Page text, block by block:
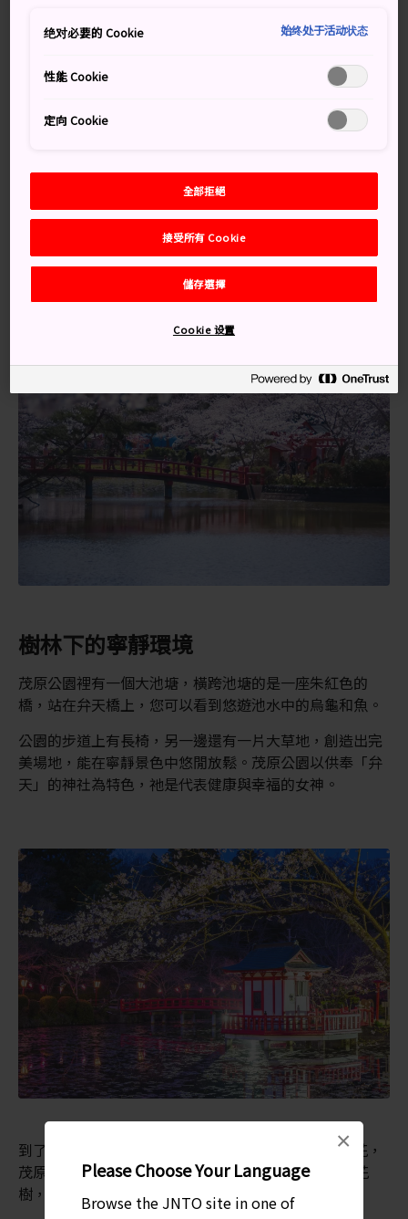
Please Choose Your Language
Browse the JNTO site in one of
×
交通方式
茂原公園位置便利，可步行前往或搭乘大眾運輸工具。
從 JR 茂原車站，步行 30 分鐘就能到達。另外，若想輕鬆
一點，也可以搭乘往長南方向的巴士，在藻原寺站下車。
知識補給站
被評為日本櫻花百選名所
公園裡種了約 2,850 棵櫻花樹，包括染井吉野櫻
樹林下的寧靜環境
茂原公園裡有一個大池塘，橫跨池塘的是一座朱紅色的
橋，站在弁天橋上，您可以看到悠遊池水中的烏龜和魚。
公園的步道上有長椅，另一邊還有一片大草地，創造出完
美場地，能在寧靜景色中悠閒放鬆。茂原公園以供奉「弁
天」的神社為特色，祂是代表健康與幸福的女神。
到了櫻花季節，當眾多櫻花樹紛紛綻放粉紅與白色櫻花，
茂原公園更是格外美不勝收。這裡種了約 2,850 棵櫻花
樹，被視為日本百大最佳賞櫻地點。
绝对必要的 Cookie 始终处于活动状态
性能 Cookie
定向 Cookie
全部拒絕
接受所有 Cookie
儲存選擇
Cookie 设置